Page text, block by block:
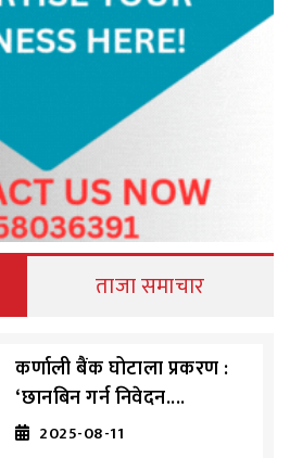
ताजा समाचार
कर्णाली बैंक घोटाला प्रकरण :
‘छानबिन गर्न निवेदन....
2025-08-11